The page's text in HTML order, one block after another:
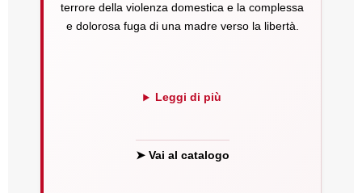
terrore della violenza domestica e la complessa
e dolorosa fuga di una madre verso la libertà.
Leggi di più
➤ Vai al catalogo